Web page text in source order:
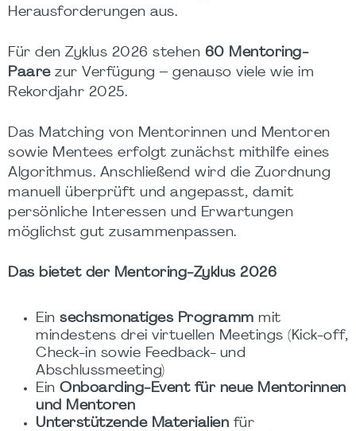
Herausforderungen aus.
Für den Zyklus 2026 stehen 60 Mentoring-
Paarezur Verfügung – genauso viele wie im
Rekordjahr 2025.
Das Matching von Mentorinnen und Mentoren
sowie Mentees erfolgt zunächst mithilfe eines
Algorithmus. Anschließend wird die Zuordnung
manuell überprüft und angepasst, damit
persönliche Interessen und Erwartungen
möglichst gut zusammenpassen.
Das bietet der Mentoring-Zyklus 2026
Ein sechsmonatiges Programm mit
mindestens drei virtuellen Meetings (Kick-off,
Check-in sowie Feedback- und
Abschlussmeeting)
Ein Onboarding-Event für neue Mentorinnen
und Mentoren
Unterstützende Materialien für